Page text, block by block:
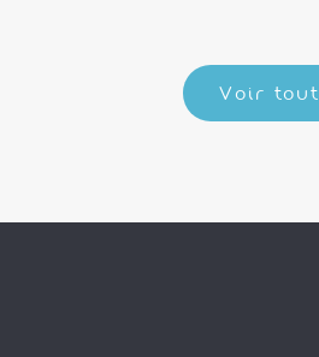
Voir tout